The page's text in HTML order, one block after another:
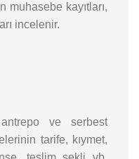
kayıtları,
incelenir.
ve serbest
tarife, kıymet,